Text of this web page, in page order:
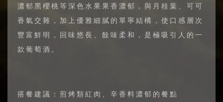
濃郁黑櫻桃等深色水果果香濃郁，與月桂葉、可可
香氣交雜，加上優雅細膩的單寧結構，使口感層次
豐富鮮明，回味悠長、餘味柔和，是極吸引人的一
款葡萄酒。
搭餐建議：煎烤類紅肉、辛香料濃郁的餐點